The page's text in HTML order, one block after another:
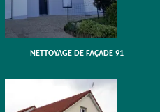
NETTOYAGE DE FAÇADE 91